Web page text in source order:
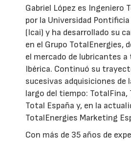
Gabriel López es Ingeniero
por la Universidad
(Icai) y ha desarrollado su
en el Grupo TotalEnergies,
el mercado de lubricantes a
Ibérica. Continuó su
sucesivas adquisiciones de
largo del tiempo: TotalFina,
Total España y, en la
TotalEnergies Marketing
Con más de 35 años de